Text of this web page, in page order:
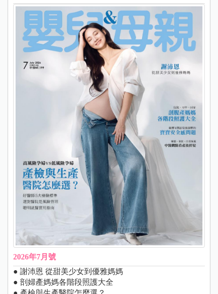
2026年7月號
● 謝沛恩 從甜美少女到優雅媽媽
● 剖婦產媽媽各階段照護大全